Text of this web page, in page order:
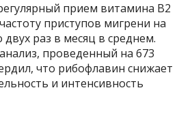
прием витамина B2
приступов мигрени на
двух раз в месяц в среднем.
проведенный на 673
что рибофлавин снижает
и интенсивность